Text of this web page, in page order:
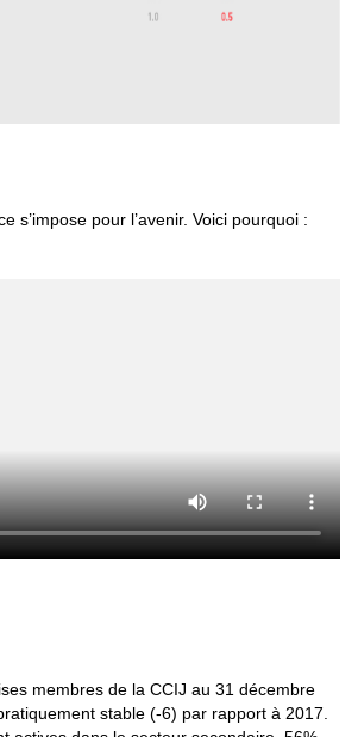
s’impose pour l’avenir. Voici pourquoi :
membres de la CCIJ au 31 décembre
stable (-6) par rapport à 2017.